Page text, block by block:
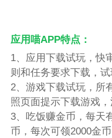
应用喵APP特点：
1、应用下载试玩，快
则和任务要求下载，
2、游戏下载试玩，所
照页面提示下载游戏
3、吃饭赚金币，每天
币，每次可领2000金